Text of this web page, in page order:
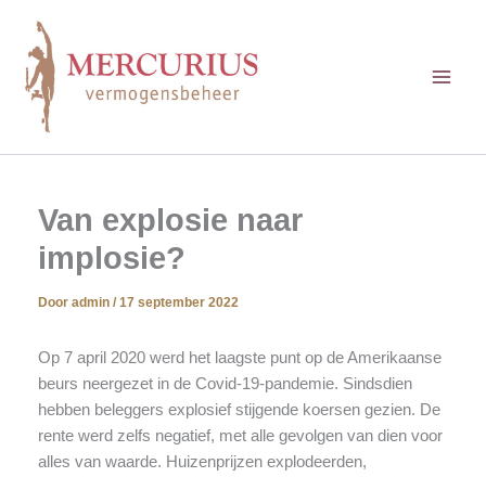
inhoud
Van explosie naar
implosie?
Door admin / 17 september 2022
Op 7 april 2020 werd het laagste punt op de Amerikaanse
beurs neergezet in de Covid-19-pandemie. Sindsdien
hebben beleggers explosief stijgende koersen gezien. De
rente werd zelfs negatief, met alle gevolgen van dien voor
alles van waarde. Huizenprijzen explodeerden,